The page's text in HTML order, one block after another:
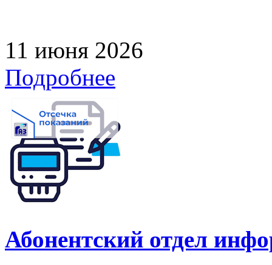
11 июня 2026
Подробнее
Абонентский отдел